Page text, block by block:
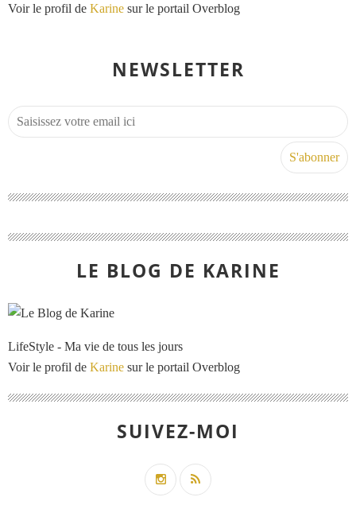
Voir le profil de Karine sur le portail Overblog
NEWSLETTER
LE BLOG DE KARINE
LifeStyle - Ma vie de tous les jours
Voir le profil de Karine sur le portail Overblog
SUIVEZ-MOI